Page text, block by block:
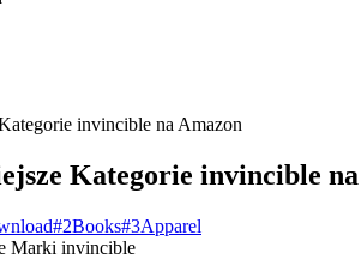
invincible na Amazon
Kategorie invincible
#2Books#3Apparel
Marki invincible